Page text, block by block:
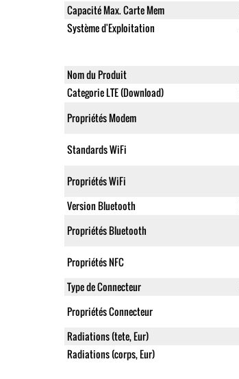
Capacité Max. Carte Mem
Système d'Exploitation
Nom du Produit
Categorie LTE (Download)
Propriétés Modem
Standards WiFi
Propriétés WiFi
Version Bluetooth
Propriétés Bluetooth
Propriétés NFC
Type de Connecteur
Propriétés Connecteur
Radiations (tete, Eur)
Radiations (corps, Eur)